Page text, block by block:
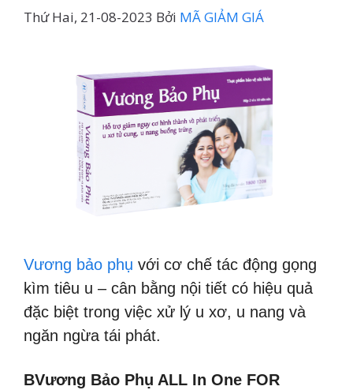
Thứ Hai, 21-08-2023 Bởi MÃ GIẢM GIÁ
Vương bảo phụ với cơ chế tác động gọng
kìm tiêu u – cân bằng nội tiết có hiệu quả
đặc biệt trong việc xử lý u xơ, u nang và
ngăn ngừa tái phát.
BVương Bảo Phụ ALL In One FOR